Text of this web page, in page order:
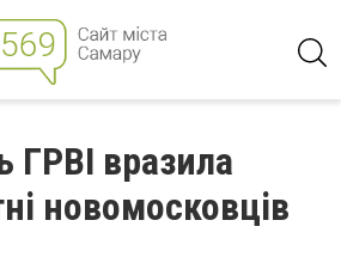
ГРВІ вразила
новомосковців